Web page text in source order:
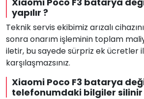
yapılır ?
Teknik servis ekibimiz arızalı
sonra onarım işleminin toplam
iletir, bu sayede sürpriz ek ücretler
karşılaşmazsınız.
Xiaomi Poco F3 batarya
telefonumdaki bilgiler silinir